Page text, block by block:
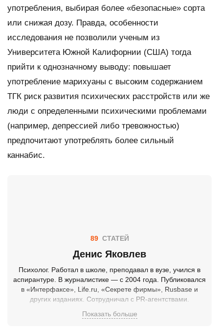
употребления, выбирая более «безопасные» сорта
или снижая дозу. Правда, особенности
исследования не позволили ученым из
Университета Южной Калифорнии (США) тогда
прийти к однозначному выводу: повышает
употребление марихуаны с высоким содержанием
ТГК риск развития психических расстройств или же
люди с определенными психическими проблемами
(например, депрессией либо тревожностью)
предпочитают употреблять более сильный
каннабис.
Денис Яковлев
89 СТАТЕЙ
Психолог. Работал в школе, преподавал в вузе, учился в
аспирантуре. В журналистике — с 2004 года. Публиковался
в «Интерфаксе», Life.ru, «Секрете фирмы», Rusbase и
других изданиях. Сотрудничал с PR-агентствами.
Показать больше